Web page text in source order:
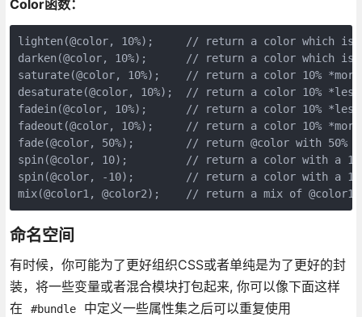
Color函数：
lighten(@color, 10%);     // return a color which is
darken(@color, 10%);      // return a color which is
saturate(@color, 10%);    // return a color 10%
desaturate(@color, 10%);  // return a color 10%
fadein(@color, 10%);      // return a color 10%
fadeout(@color, 10%);     // return a color 10%
fade(@color, 50%);        // return @color with 50%
spin(@color, 10);         // return a color with a 10
spin(@color, -10);        // return a color with a 10
mix(@color1, @color2);    // return a mix of @color1
命名空间
有时候，你可能为了更好组织CSS或者单纯是为了更好的封
装，将一些变量或者混合模块打包起来, 你可以像下面这样
在
#bundle 中定义一些属性集之后可以重复使用